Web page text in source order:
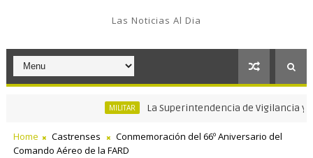
Las Noticias Al Dia
La Superintendencia de Vigilancia y
Home Castrenses
Conmemoración del 66º Aniversario del
Comando Aéreo de la FARD